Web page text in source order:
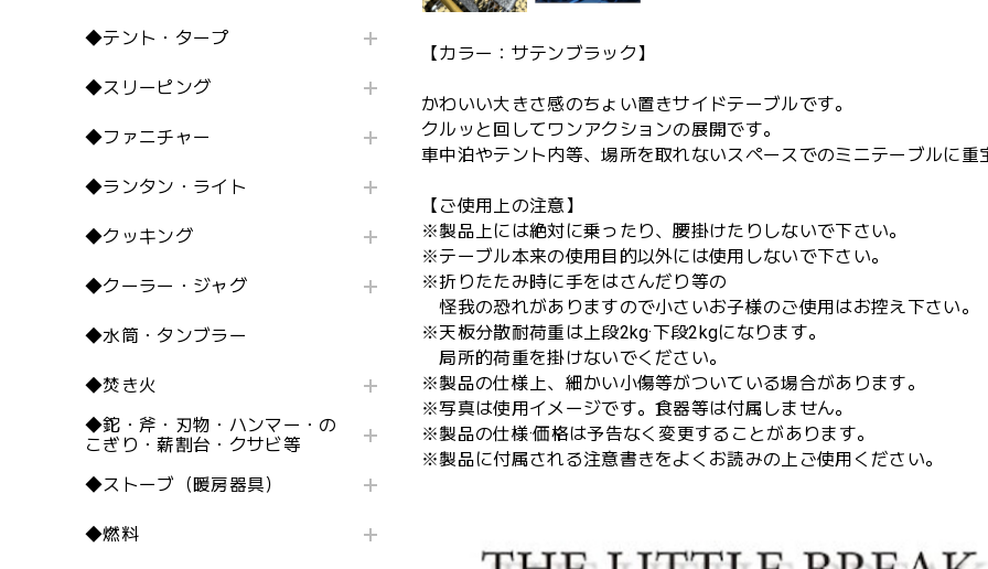
◆テント・タープ
◆スリーピング
◆ファニチャー
◆ランタン・ライト
◆クッキング
◆クーラー・ジャグ
◆水筒・タンブラー
◆焚き火
◆鉈・斧・刃物・ハンマー・の
こぎり・薪割台・クサビ等
◆ストーブ（暖房器具）
◆燃料
【カラー：サテンブラック】
かわいい大きさ感のちょい置きサイドテーブルです。
クルッと回してワンアクションの展開です。
車中泊やテント内等、場所を取れないスペースでのミニテーブルに重
【ご使用上の注意】
※製品上には絶対に乗ったり、腰掛けたりしないで下さい。
※テーブル本来の使用目的以外には使用しないで下さい。
※折りたたみ時に手をはさんだり等の
怪我の恐れがありますので小さいお子様のご使用はお控え下さい。
※天板分散耐荷重は上段2kg·下段2kgになります。
局所的荷重を掛けないでください。
※製品の仕様上、細かい小傷等がついている場合があります。
※写真は使用イメージです。食器等は付属しません。
※製品の仕様·価格は予告なく変更することがあります。
※製品に付属される注意書きをよくお読みの上ご使用ください。